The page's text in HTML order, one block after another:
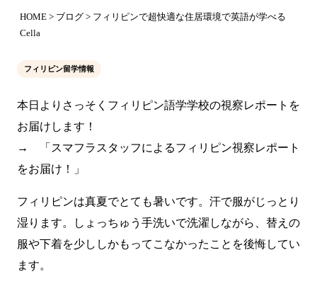
HOME > ブログ > フィリピンで超快適な住居環境で英語が学べる
Cella
フィリピン留学情報
本日よりさっそくフィリピン語学学校の視察レポートを
お届けします！
→ 「 スマフラスタッフによるフィリピン視察レポート
をお届け！
」
フィリピンは真夏でとても暑いです。汗で服がじっとり
湿ります。しょっちゅう手洗いで洗濯しながら、替えの
服や下着を少ししかもってこなかったことを後悔してい
ます。